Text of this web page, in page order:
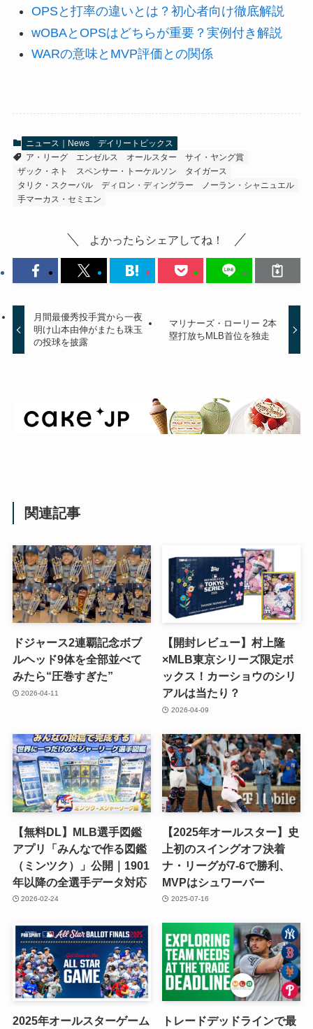
OPSと打率の違いとは？初心者向け徹底解説
wOBAとOPSはどちらが重要？実例付き解説
WARの意味とMVP評価との関係
ニュース｜News
デイリートピックス
ア・リーグ
エンゼルス オールスター
サイ・ヤング賞
ザック・ネト
スペンサー・トーケルソン
タイガース
タリク・スクーバル
ディロン・ディングラー
ノーラン・シャニュエル
手マーカス・セミエン
よかったらシェアしてね！
月間最優秀投手賞から一夜
明け山本由伸がまたも珠玉
の投球を披露
マリナーズ・ローリー 2本
塁打放ちMLB首位を独走
関連記事
ドジャース2連覇記念ボブ
ルヘッド9体を全部並べて
みたら“圧巻すぎた”
2026-04-11
【開封レビュー】村上隆
×MLB東京シリーズ限定ボ
ックス！カーショウのシリ
アルは当たり？
2026-04-09
【無料DL】MLB選手図鑑
アプリ「みんなで作る図鑑
（ミンツク）」公開｜1901
年以降の全選手データ対応
2026-02-24
【2025年オールスター】史
上初のスイングオフ決着
ナ・リーグが7-6で勝利、
MVPはシュワーバー
2025-07-16
2025年オールスターゲーム
トレードデッドラインで最